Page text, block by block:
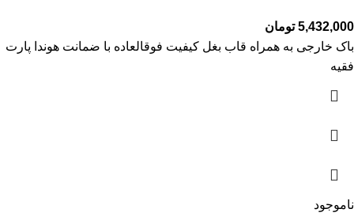
5,432,000 تومان
باک خارجی به همراه قاب بغل کیفیت فوقالعاده با ضمانت هوندا پارت
فقیه
ناموجود